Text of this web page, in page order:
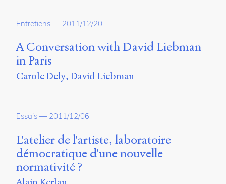
Nicolas
Sauret
Marcello
Vitali-
de
Entretiens — 2011/12/20
A Conversation with David Liebman
in Paris
Carole Dely David Liebman
Essais — 2011/12/06
L'atelier de l'artiste, laboratoire
démocratique d'une nouvelle
normativité ?